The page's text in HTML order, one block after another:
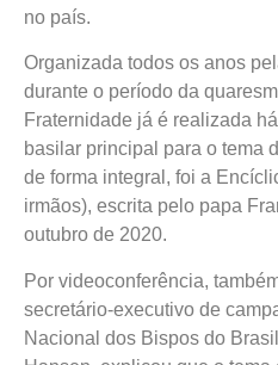
no país.
Organizada todos os anos
durante o período da
Fraternidade já é realizada
basilar principal para o tema
de forma integral, foi a
irmãos), escrita pelo papa
outubro de 2020.
Por videoconferência,
secretário-executivo de
Nacional dos Bispos do